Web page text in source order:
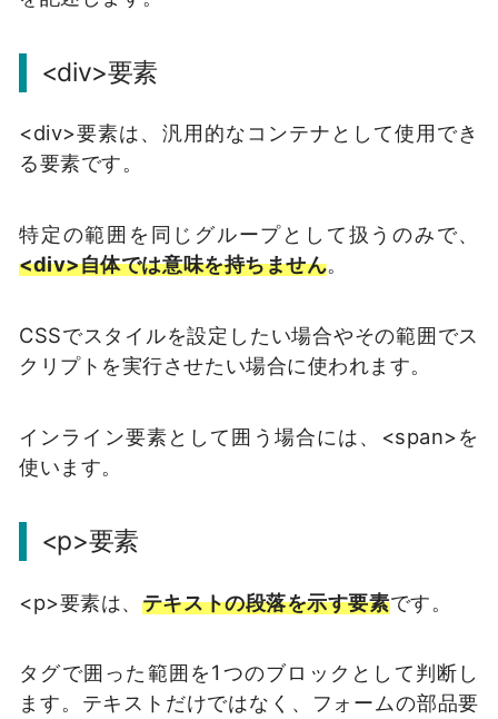
<div>要素
<div>要素は、汎用的なコンテナとして使用でき
る要素です。
特定の範囲を同じグループとして扱うのみで、
<div>自体では意味を持ちません。
CSSでスタイルを設定したい場合やその範囲でス
クリプトを実行させたい場合に使われます。
インライン要素として囲う場合には、<span>を
使います。
<p>要素
<p>要素は、 テキストの段落を示す要素です。
タグで囲った範囲を1つのブロックとして判断し
ます。テキストだけではなく、フォームの部品要